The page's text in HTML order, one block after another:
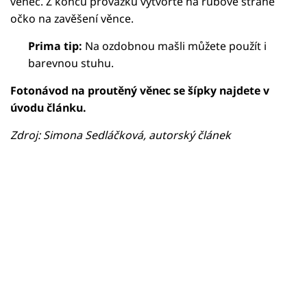
očko na zavěšení věnce.
Prima tip: Na ozdobnou mašli můžete použít i
barevnou stuhu.
Fotonávod na proutěný věnec se šípky najdete v
úvodu článku.
Zdroj: Simona Sedláčková, autorský článek